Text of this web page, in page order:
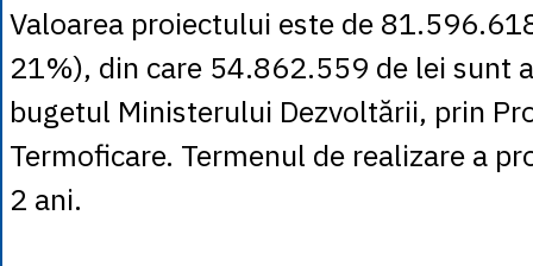
Valoarea proiectului este de
21%), din care 54.862.559 de lei sunt
bugetul Ministerului Dezvoltării, prin
Termoficare. Termenul de realizare a
2 ani.